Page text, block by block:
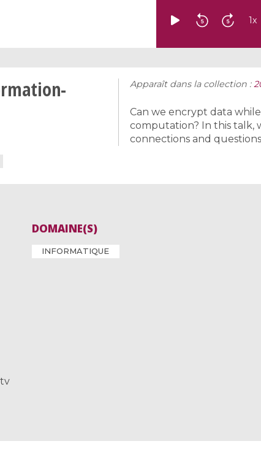
1x
Apparaît dans la collection :
Can we encrypt data
computation? In this talk,
connections and
DOMAINE(S)
INFORMATIQUE